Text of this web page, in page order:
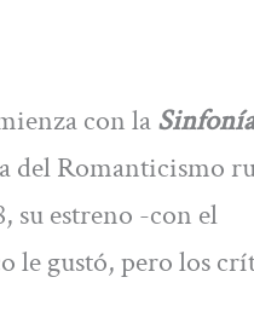
con la
del Romanticismo
su estreno -con el
le gustó, pero los